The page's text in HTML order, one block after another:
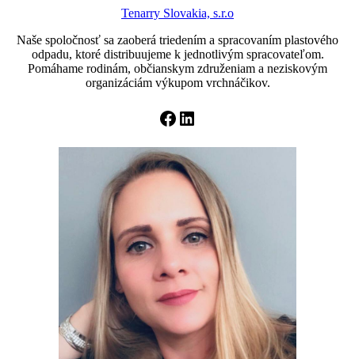
Tenarry Slovakia, s.r.o
Naše spoločnosť sa zaoberá triedením a spracovaním plastového
odpadu, ktoré distribuujeme k jednotlivým spracovateľom.
Pomáhame rodinám, občianskym združeniam a neziskovým
organizáciám výkupom vrchnáčikov.
Facebook
LinkedIn